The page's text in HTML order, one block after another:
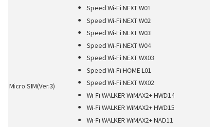
Micro SIM(Ver.3)
Speed Wi-Fi NEXT W01
Speed Wi-Fi NEXT W02
Speed Wi-Fi NEXT W03
Speed Wi-Fi NEXT W04
Speed Wi-Fi NEXT WX03
Speed Wi-Fi HOME L01
Speed Wi-Fi NEXT WX02
Wi-Fi WALKER WiMAX2+ HWD14
Wi-Fi WALKER WiMAX2+ HWD15
Wi-Fi WALKER WiMAX2+ NAD11